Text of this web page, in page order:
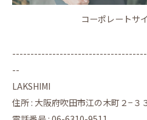
コーポレートサ
--
LAKSHIMI
住所 : 大阪府吹田市江の木町２−３